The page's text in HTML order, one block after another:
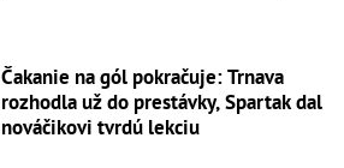
Čakanie na gól pokračuje: Trnava
rozhodla už do prestávky, Spartak dal
nováčikovi tvrdú lekciu